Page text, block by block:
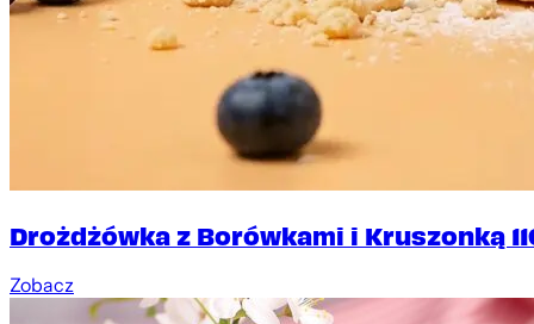
Drożdżówka z Borówkami i Kruszonką
Zobacz